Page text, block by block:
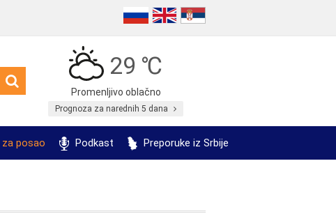
29 ℃
Promenljivo oblačno
Prognoza za narednih 5 dana
za posao Podkast Preporuke iz Srbije